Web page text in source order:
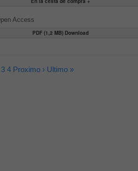
Access
PDF (1,2 MB) Download
3 4 Proximo › Ultimo »